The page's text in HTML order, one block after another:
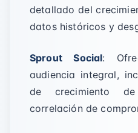
detallado del
datos históricos y
Sprout Social:
audiencia integral,
de crecimiento
correlación de